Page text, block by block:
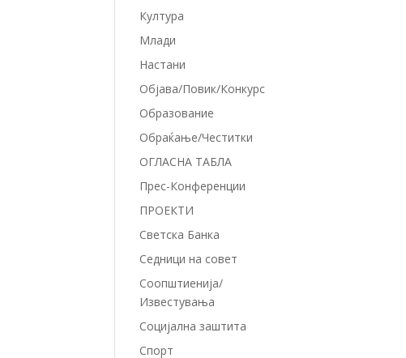
Култура
Млади
Настани
Објава/Повик/Конкурс
Образование
Обраќање/Честитки
ОГЛАСНА ТАБЛА
Прес-Конференции
ПРОЕКТИ
Светска Банка
Седници на совет
Соопштиенија/
Известувања
Социјална заштита
Спорт